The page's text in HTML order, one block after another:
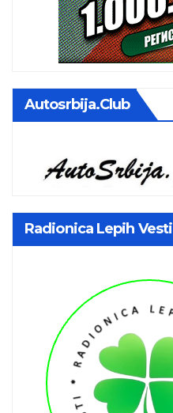
Autosrbija.club
Radionica Lepih Vesti